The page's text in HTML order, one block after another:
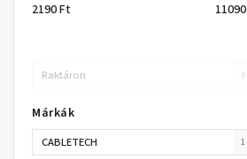
2190Ft 11090
Raktáron 0
Márkák
CABLETECH 1